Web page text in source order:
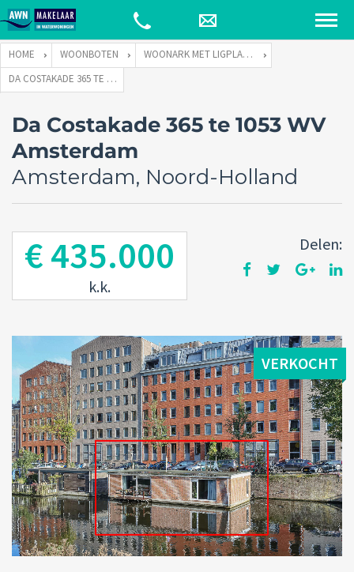
HOME WOONBOTEN
WOONARK MET LIGPLAATS
DA COSTAKADE 365 TE 1053 WV AMSTERDAM
Da Costakade 365 te 1053 WV
Amsterdam
Amsterdam, Noord-Holland
€ 435.000
k.k.
Delen:
VERKOCHT